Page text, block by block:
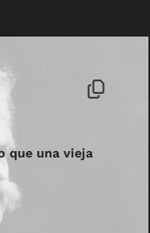
que una vieja